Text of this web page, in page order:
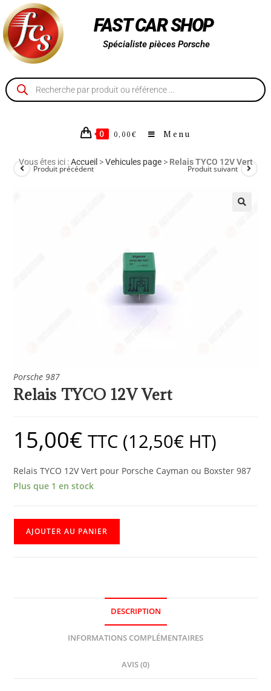
FAST CAR SHOP
Spécialiste pièces Porsche
0 0,00 € Menu
Vous êtes ici :Accueil >Vehicules page> Relais TYCO 12V Vert
Produit précédent Produit suivant
Porsche 987
Relais TYCO 12V Vert
15,00€ TTC (12,50€ HT)
Relais TYCO 12V Vert pour Porsche Cayman ou Boxster 987
Plus que 1 en stock
AJOUTER AU PANIER
DESCRIPTION
INFORMATIONS COMPLÉMENTAIRES
AVIS (0)